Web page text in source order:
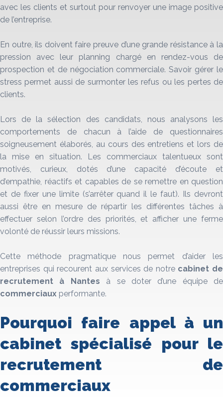
avec les clients et surtout pour renvoyer une image positive
de l’entreprise.
En outre, ils doivent faire preuve d’une grande résistance à la
pression avec leur planning chargé en rendez-vous de
prospection et de négociation commerciale. Savoir gérer le
stress permet aussi de surmonter les refus ou les pertes de
clients.
Lors de la sélection des candidats, nous analysons les
comportements de chacun à l’aide de questionnaires
soigneusement élaborés, au cours des entretiens et lors de
la mise en situation. Les commerciaux talentueux sont
motivés, curieux, dotés d’une capacité d’écoute et
d’empathie, réactifs et capables de se remettre en question
et de fixer une limite (s’arrêter quand il le faut). Ils devront
aussi être en mesure de répartir les différentes tâches à
effectuer selon l’ordre des priorités, et afficher une ferme
volonté de réussir leurs missions.
Cette méthode pragmatique nous permet d’aider les
entreprises qui recourent aux services de notre cabinet de
recrutement
à Nantes à se doter d’une équipe de
commerciaux performante.
Pourquoi faire appel à un
cabinet spécialisé pour le
recrutement de
commerciaux